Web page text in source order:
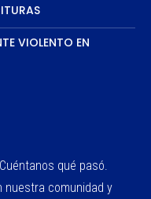
VIOLENTO EN
qué pasó.
nuestra comunidad y